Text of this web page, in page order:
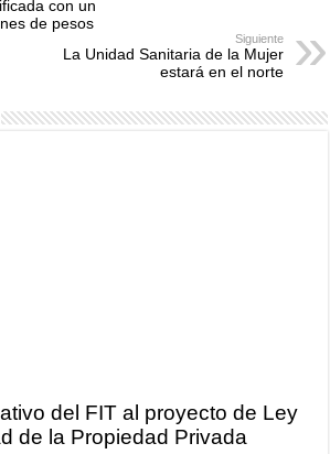
con un
de pesos
Siguiente
La Unidad Sanitaria de la Mujer
estará en el norte
del FIT al proyecto de Ley
de la Propiedad Privada